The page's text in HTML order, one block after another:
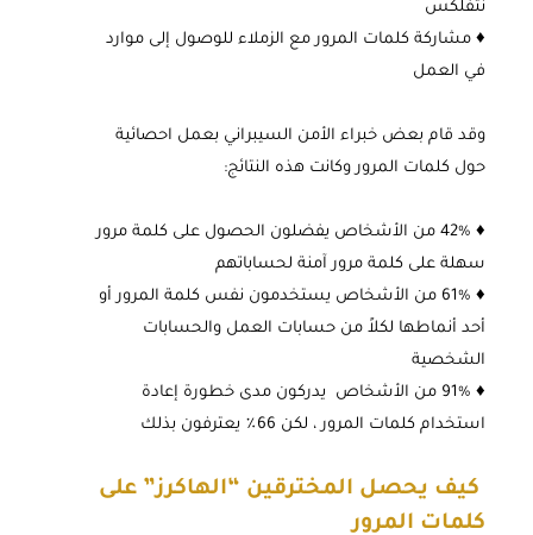
نتفلكس
♦ مشاركة كلمات المرور مع الزملاء للوصول إلى موارد
في العمل
وقد قام بعض خبراء الأمن السيبراني بعمل احصائية
حول كلمات المرور وكانت هذه النتائج:
♦ 42% من الأشخاص يفضلون الحصول على كلمة مرور
سهلة على كلمة مرور آمنة لحساباتهم
♦ 61% من الأشخاص يستخدمون نفس كلمة المرور أو
أحد أنماطها لكلاً من حسابات العمل والحسابات
الشخصية
♦ 91% من الأشخاص يدركون مدى خطورة إعادة
استخدام كلمات المرور ، لكن 66٪ يعترفون بذلك
كيف يحصل المخترقين “الهاكرز” على
كلمات المرور